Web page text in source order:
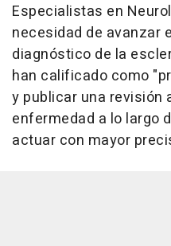
Especialistas en
necesidad de avanzar
diagnóstico de la
han calificado como
y publicar una revisión
enfermedad a lo largo
actuar con mayor